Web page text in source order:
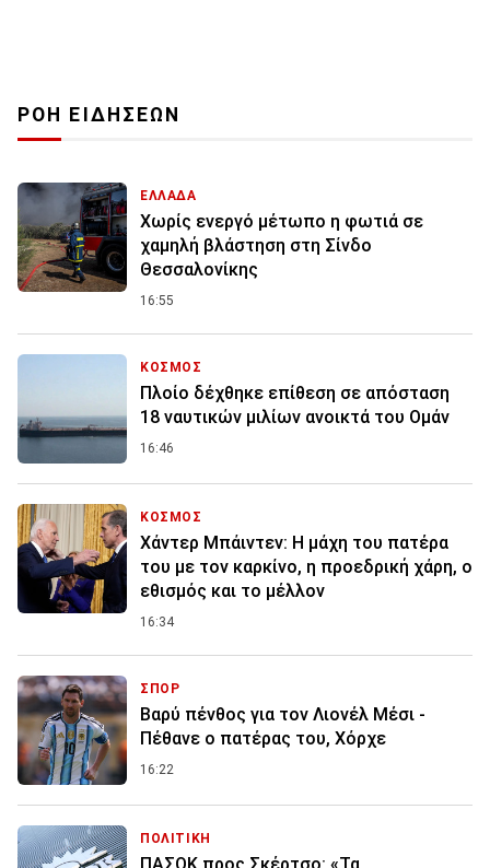
ΡΟΗ ΕΙΔΗΣΕΩΝ
ΕΛΛΑΔΑ
Χωρίς ενεργό μέτωπο η φωτιά σε
χαμηλή βλάστηση στη Σίνδο
Θεσσαλονίκης
16:55
ΚΟΣΜΟΣ
Πλοίο δέχθηκε επίθεση σε απόσταση
18 ναυτικών μιλίων ανοικτά του Ομάν
16:46
ΚΟΣΜΟΣ
Χάντερ Μπάιντεν: Η μάχη του πατέρα
του με τον καρκίνο, η προεδρική χάρη, ο
εθισμός και το μέλλον
16:34
ΣΠΟΡ
Βαρύ πένθος για τον Λιονέλ Μέσι -
Πέθανε ο πατέρας του, Χόρχε
16:22
ΠΟΛΙΤΙΚΗ